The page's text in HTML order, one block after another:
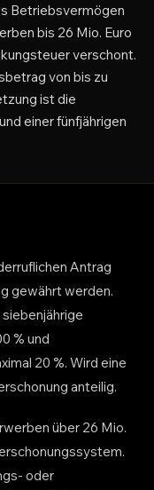
Betriebsvermögen
bis 26 Mio. Euro
verschont.
von bis zu
ist die
einer fünfjährigen
Antrag
gewährt werden.
% und
20 %. Wird eine
anteilig.
über 26 Mio.
oder